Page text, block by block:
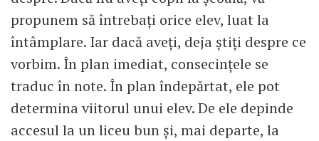
propunem să întrebați orice elev, luat la
întâmplare. Iar dacă aveți, deja știți despre ce
vorbim. În plan imediat, consecințele se
traduc în note. În plan îndepărtat, ele pot
determina viitorul unui elev. De ele depinde
accesul la un liceu bun și, mai departe, la